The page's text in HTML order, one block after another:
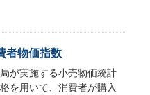
者物価指数
が実施する小売物価統計
を用いて、消費者が購入